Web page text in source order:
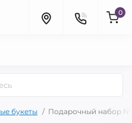
0
букеты Подарочный набор